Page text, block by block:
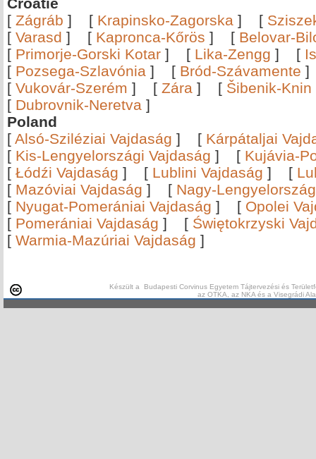
[ Zágráb ] [ Krapinsko-Zagorska ] [
[ Varasd ] [ Kapronca-Kőrös ] [ Belovar-
[ Primorje-Gorski Kotar ] [ Lika-Zengg ] [
[ Pozsega-Szlavónia ] [ Bród-Szávamente
[ Vukovár-Szerém ] [ Zára ] [ Šibenik-Knin
[ Dubrovnik-Neretva ]
Poland
[ Alsó-Sziléziai Vajdaság ] [ Kárpátaljai
[ Kis-Lengyelországi Vajdaság ] [ Kujávia-
[ Łódźi Vajdaság ] [ Lublini Vajdaság ] [
[ Mazóviai Vajdaság ] [ Nagy-
[ Nyugat-Pomerániai Vajdaság ] [ Opolei
[ Pomerániai Vajdaság ] [ Świętokrzyski
[ Warmia-Mazúriai Vajdaság ]
Készült a Budapesti Corvinus Egyetem Tájtervezési és
az OTKA, az NKA és a Visegrádi